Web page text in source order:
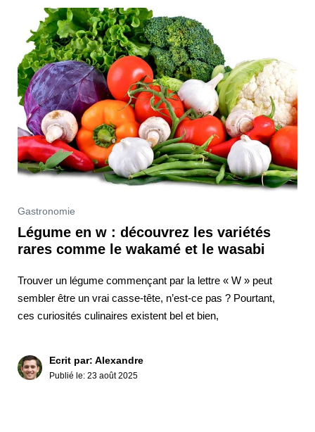
Gastronomie
Légume en w : découvrez les variétés
rares comme le wakamé et le wasabi
Trouver un légume commençant par la lettre « W » peut
sembler être un vrai casse-tête, n’est-ce pas ? Pourtant,
ces curiosités culinaires existent bel et bien,
Ecrit par: Alexandre
Publié le: 23 août 2025